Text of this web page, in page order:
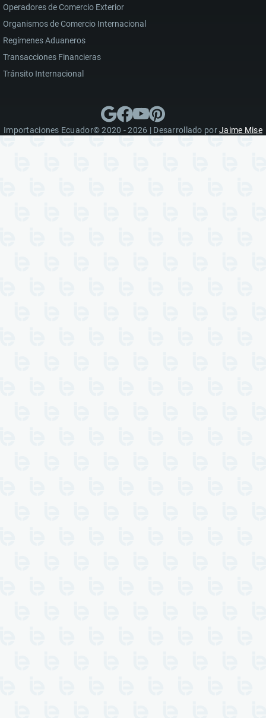
Operadores de Comercio Exterior
Organismos de Comercio Internacional
Regímenes Aduaneros
Transacciones Financieras
Tránsito Internacional
Importaciones Ecuador© 2020 - 2026 | Desarrollado porJaime Mise